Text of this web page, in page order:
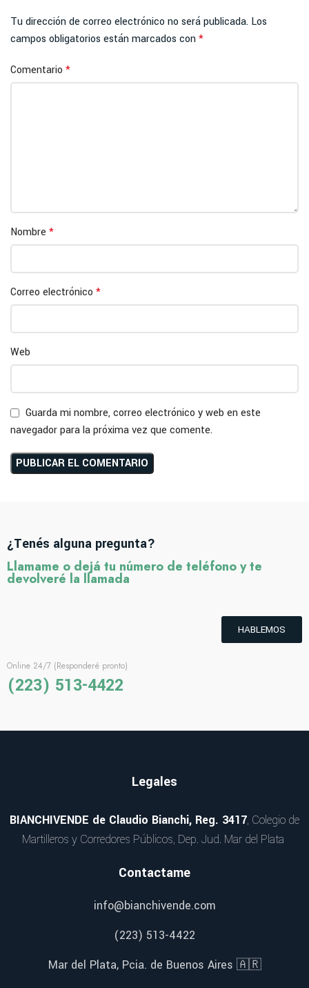
Tu dirección de correo electrónico no será publicada. Los
campos obligatorios están marcados con *
Comentario *
Nombre *
Correo electrónico *
Web
Guarda mi nombre, correo electrónico y web en este
navegador para la próxima vez que comente.
¿Tenés alguna pregunta?
Llamame o dejá tu número de teléfono y te
devolveré la llamada
HABLEMOS
Online 24/7 (Responderé pronto)
(223) 513-4422
Legales
BIANCHIVENDE de Claudio Bianchi, Reg. 3417, Colegio de
Martilleros y Corredores Públicos, Dep. Jud. Mar del Plata
Contactame
info@bianchivende.com
(223) 513-4422
Mar del Plata, Pcia. de Buenos Aires 🇦🇷